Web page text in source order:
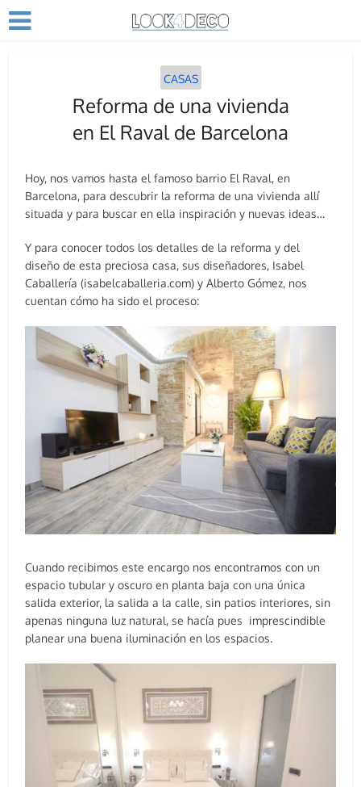
CASAS
Reforma de una vivienda
en El Raval de Barcelona
Hoy, nos vamos hasta el famoso barrio El Raval, en
Barcelona, para descubrir la reforma de una vivienda allí
situada y para buscar en ella inspiración y nuevas ideas…
Y para conocer todos los detalles de la reforma y del
diseño de esta preciosa casa, sus diseñadores, Isabel
Caballería (isabelcaballeria.com) y Alberto Gómez, nos
cuentan cómo ha sido el proceso:
Cuando recibimos este encargo nos encontramos con un
espacio tubular y oscuro en planta baja con una única
salida exterior, la salida a la calle, sin patios interiores, sin
apenas ninguna luz natural, se hacía pues imprescindible
planear una buena iluminación en los espacios.